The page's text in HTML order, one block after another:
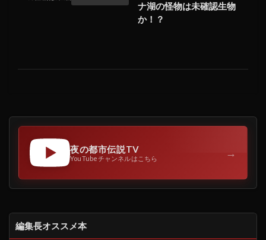
ナ湖の怪物は未確認生物
か！？
夜の都市伝説TV
YouTubeチャンネルはこちら →
編集長オススメ本